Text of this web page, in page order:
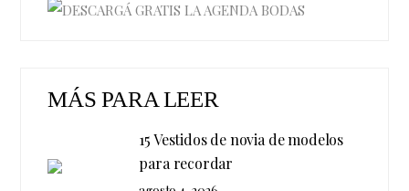
MÁS PARA LEER
15 Vestidos de novia de modelos
para recordar